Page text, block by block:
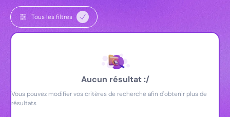
Tous les filtres
Aucun résultat :/
Vous pouvez modifier vos critères de recherche afin d'obtenir plus de
résultats